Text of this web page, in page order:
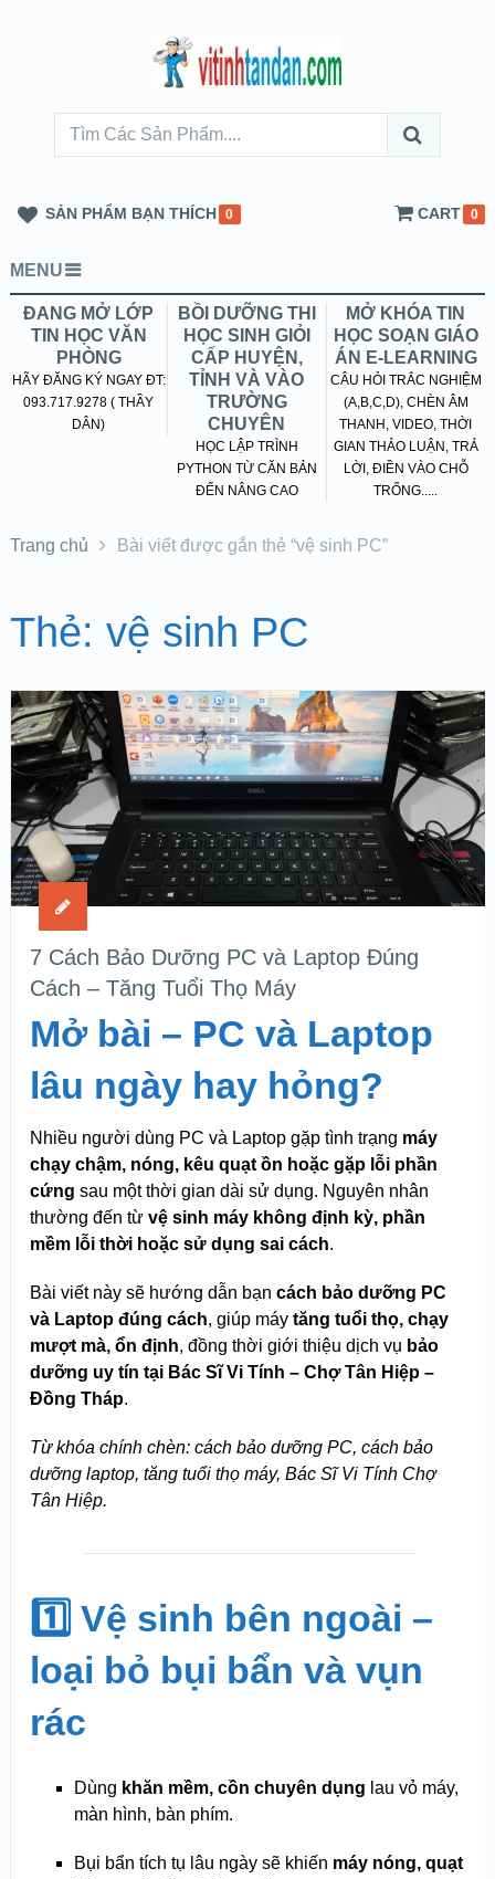
SẢN PHẨM BẠN THÍCH 0 CART 0
MENU
ĐANG MỞ LỚP
TIN HỌC VĂN
PHÒNG
HÃY ĐĂNG KÝ NGAY ĐT:
093.717.9278 ( THẦY
DÂN)
BỒI DƯỠNG THI
HỌC SINH GIỎI
CẤP HUYỆN,
TỈNH VÀ VÀO
TRƯỜNG
CHUYÊN
HỌC LẬP TRÌNH
PYTHON TỪ CĂN BẢN
ĐẾN NÂNG CAO
MỞ KHÓA TIN
HỌC SOẠN GIÁO
ÁN E-LEARNING
CÂU HỎI TRẮC NGHIỆM
(A,B,C,D), CHÈN ÂM
THANH, VIDEO, THỜI
GIAN THẢO LUẬN, TRẢ
LỜI, ĐIỀN VÀO CHỖ
TRỐNG.....
Trang chủ Bài viết được gắn thẻ “vệ sinh PC”
Thẻ: vệ sinh PC
7 Cách Bảo Dưỡng PC và Laptop Đúng
Cách – Tăng Tuổi Thọ Máy
Mở bài – PC và Laptop
lâu ngày hay hỏng?
Nhiều người dùng PC và Laptop gặp tình trạng máy
chạy chậm, nóng, kêu quạt ồn hoặc gặp lỗi phần
cứng sau một thời gian dài sử dụng. Nguyên nhân
thường đến từ vệ sinh máy không định kỳ, phần
mềm lỗi thời hoặc sử dụng sai cách.
Bài viết này sẽ hướng dẫn bạn cách bảo dưỡng PC
và Laptop đúng cách, giúp máy tăng tuổi thọ, chạy
mượt mà, ổn định, đồng thời giới thiệu dịch vụ bảo
dưỡng uy tín tại Bác Sĩ Vi Tính – Chợ Tân Hiệp –
Đồng Tháp.
Từ khóa chính chèn: cách bảo dưỡng PC, cách bảo
dưỡng laptop, tăng tuổi thọ máy, Bác Sĩ Vi Tính Chợ
Tân Hiệp.
1️⃣ Vệ sinh bên ngoài –
loại bỏ bụi bẩn và vụn
rác
Dùng khăn mềm, cồn chuyên dụng lau vỏ máy,
màn hình, bàn phím.
Bụi bẩn tích tụ lâu ngày sẽ khiến máy nóng, quạt